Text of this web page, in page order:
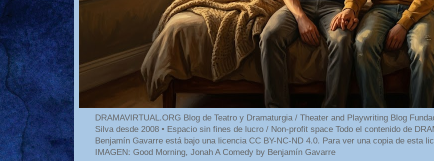
DRAMAVIRTUAL.ORG Blog de Teatro y Dramaturgia / Theater and Playwriting Blog
Silva desde 2008 • Espacio sin fines de lucro / Non-profit space Todo el contenido de
Benjamín Gavarre está bajo una licencia CC BY-NC-ND 4.0. Para ver una copia de esta
IMAGEN: Good Morning, Jonah A Comedy by Benjamín Gavarre